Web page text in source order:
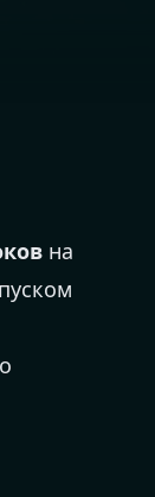
на